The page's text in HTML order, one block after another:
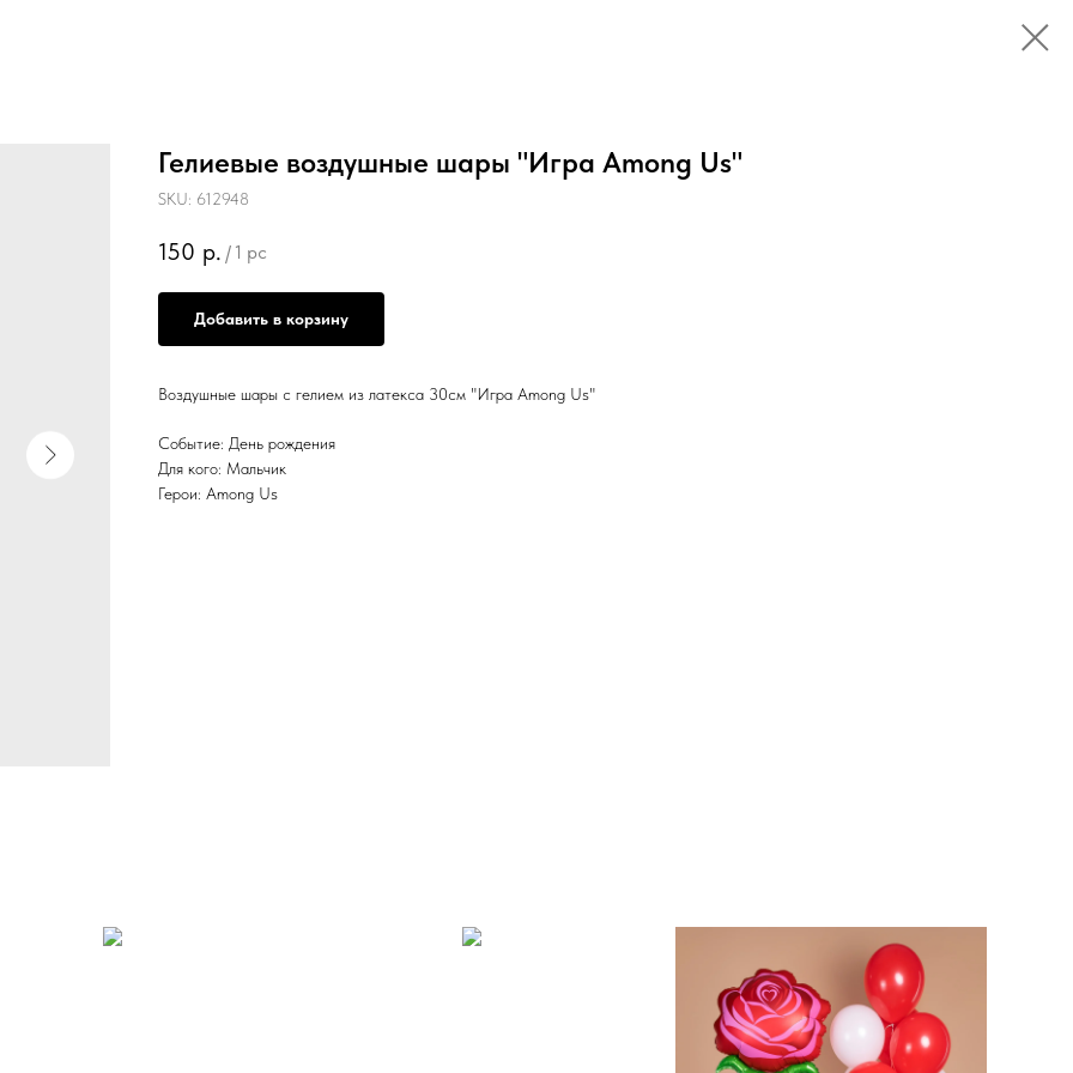
Гелиевые воздушные шары "Игра Among Us"
SKU: 612948
150 р. / 1 pc
Добавить в корзину
Воздушные шары с гелием из латекса 30см "Игра Among Us"
Событие: День рождения
Для кого: Мальчик
Герои: Among Us